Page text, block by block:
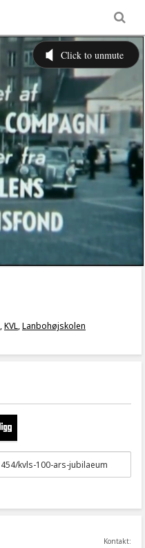
,KVL,Lanbohøjskolen
Kontakt: